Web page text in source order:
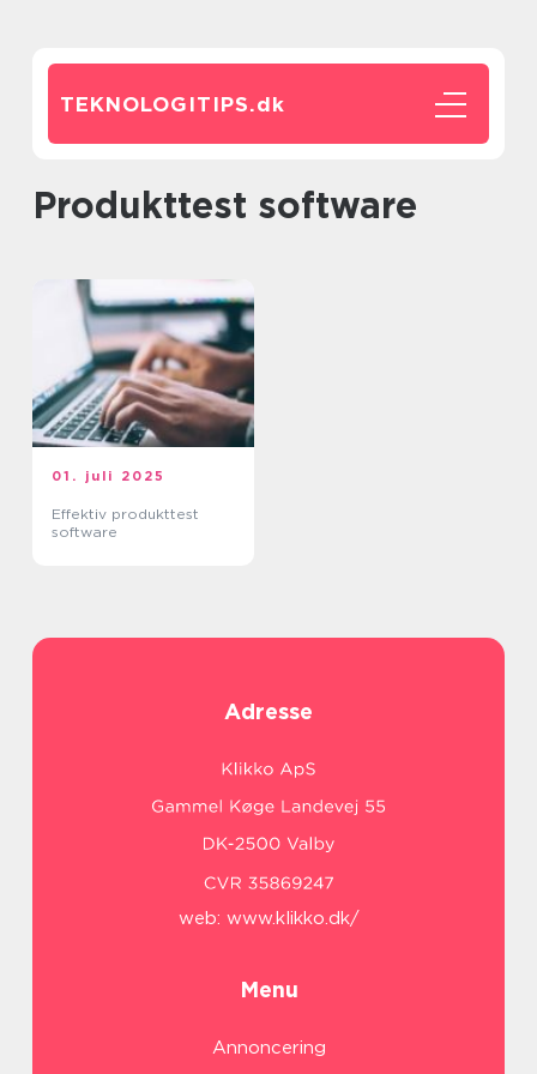
TEKNOLOGITIPS.dk
produkttest software
01. juli 2025
Effektiv produkttest
software
Adresse
web: www.klikko.dk/
Menu
Annoncering